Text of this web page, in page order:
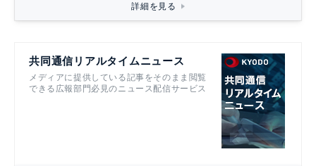
詳細を見る
共同通信リアルタイムニュース
メディアに提供している記事をそのまま閲覧
できる広報部門必見のニュース配信サービス